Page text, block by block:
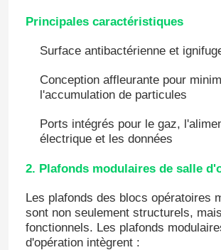
Principales caractéristiques
Surface antibactérienne et
Conception affleurante pour
l'accumulation de particules
Ports intégrés pour le gaz,
électrique et les données
2. Plafonds modulaires de salle
Les plafonds des blocs opératoires
sont non seulement structurels,
fonctionnels. Les plafonds
d'opération intègrent :